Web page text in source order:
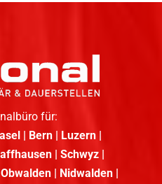
für:
| Bern | Luzern |
| Schwyz |
| Nidwalden |